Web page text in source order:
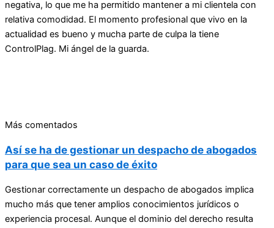
negativa, lo que me ha permitido mantener a mi clientela con
relativa comodidad. El momento profesional que vivo en la
actualidad es bueno y mucha parte de culpa la tiene
ControlPlag. Mi ángel de la guarda.
Más comentados
Así se ha de gestionar un despacho de abogados
para que sea un caso de éxito
Gestionar correctamente un despacho de abogados implica
mucho más que tener amplios conocimientos jurídicos o
experiencia procesal. Aunque el dominio del derecho resulta